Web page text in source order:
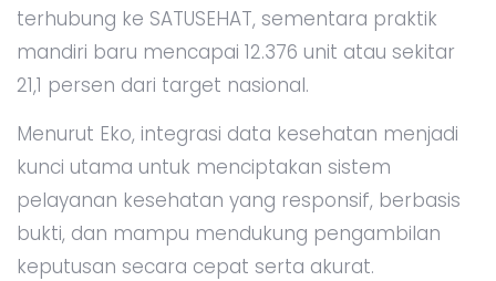
terhubung ke SATUSEHAT, sementara praktik
mandiri baru mencapai 12.376 unit atau sekitar
21,1 persen dari target nasional.
Menurut Eko, integrasi data kesehatan menjadi
kunci utama untuk menciptakan sistem
pelayanan kesehatan yang responsif, berbasis
bukti, dan mampu mendukung pengambilan
keputusan secara cepat serta akurat.